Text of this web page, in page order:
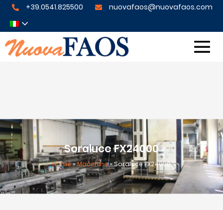
+39.0541.825500 nuovafaos@nuovafaos.com
Soraluce FX24000
Home»Macchine»Soraluce FX24000